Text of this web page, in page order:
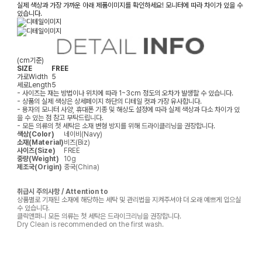
실제 색상과 가장 가까운 아래 제품이미지를 확인하세요! 모니터에 따라 차이가 있을 수
있습니다.
(cm기준)
SIZE
FREE
가로Width 5
세로Length5
- 사이즈는 재는 방법이나 위치에 따라 1~3cm 정도의 오차가 발생할 수 있습니다.
- 상품의 실제 색상은 상세페이지 하단의 디테일 컷과 가장 유사합니다.
- 용자의 모니터 사양, 휴대폰 기종 및 해상도 설정에 따라 실제 색상과 다소 차이가 있
을 수 있는 점 참고 부탁드립니다.
- 모든 의류의 첫 세탁은 소재 변형 방지를 위해 드라이클리닝을 권장합니다.
색상(Color)
네이비(Navy)
소재(Material)비즈(Biz)
사이즈(Size)
FREE
중량(Weight)
10g
제조국(Origin) 중국(China)
취급시 주의사항 / Attention to
상품별로 기재된 소재에 해당하는 세탁 및 관리법을 지켜주셔야 더 오래 예쁘게 입으실
수 있습니다.
클릭앤퍼니 모든 의류는 첫 세탁은 드라이크리닝을 권장합니다.
Dry Clean is recommended on the first wash.